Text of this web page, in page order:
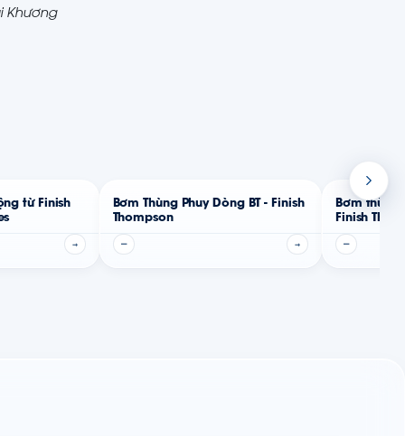
Khương
từ Finish
→
Bơm Thùng Phuy Dòng BT - Finish
Thompson
— →
Bơm
Finish
—